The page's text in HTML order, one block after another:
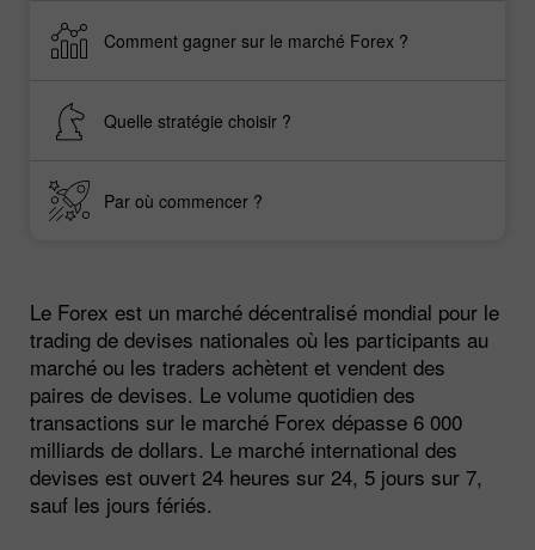
Comment gagner sur le marché Forex ?
Quelle stratégie choisir ?
Par où commencer ?
Le Forex est un marché décentralisé mondial pour le
trading de devises nationales où les participants au
marché ou les traders achètent et vendent des
paires de devises. Le volume quotidien des
transactions sur le marché Forex dépasse 6 000
milliards de dollars. Le marché international des
devises est ouvert 24 heures sur 24, 5 jours sur 7,
sauf les jours fériés.